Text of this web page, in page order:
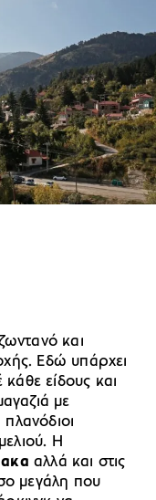
και
Εδώ υπάρχει
είδους και
με
Η
αλλά και στις
μεγάλη που